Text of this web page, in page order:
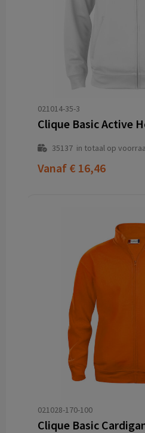
021014-35-3
Clique Basic Active
35137in totaal op
Vanaf € 16,46
021028-170-100
Clique Basic